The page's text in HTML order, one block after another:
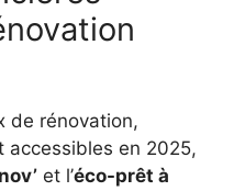
de rénovation,
accessibles en 2025,
et l’éco-prêt à